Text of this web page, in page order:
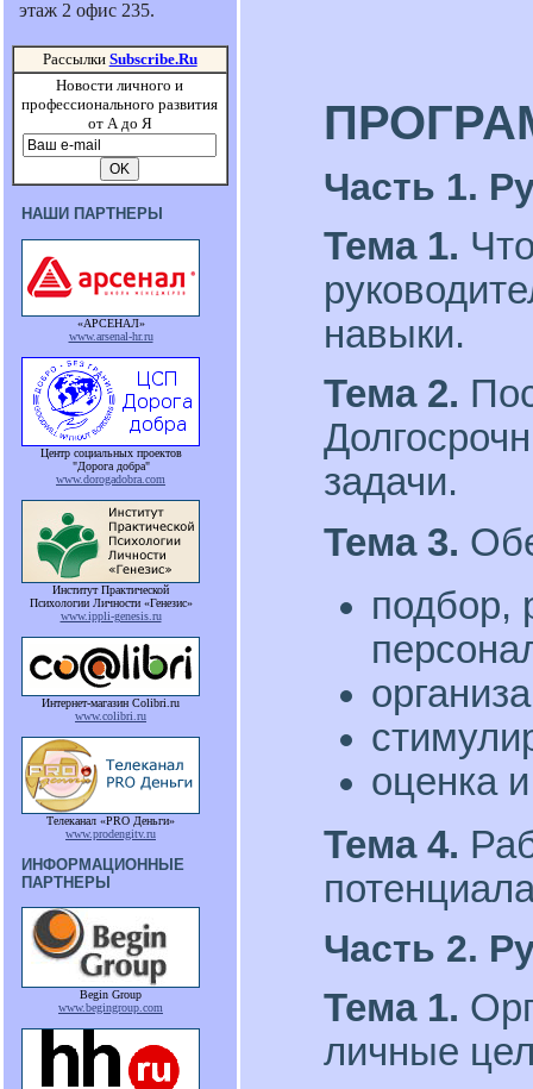
этаж 2 офис 235.
Рассылки Subscribe.Ru
Новости личного и
профессионального развития
от А до Я
НАШИ ПАРТНЕРЫ
«АРСЕНАЛ»
www.arsenal-hr.ru
Центр социальных проектов
"Дорога добра"
www.dorogadobra.com
Институт Практической
Психологии Личности «Генезис»
www.ippli-genesis.ru
Интернет-магазин Colibri.ru
www.colibri.ru
Телеканал «PRO Деньги»
www.prodengitv.ru
ИНФОРМАЦИОННЫЕ
ПАРТНЕРЫ
Begin Group
www.begingroup.com
Часть 1.
Тема 1.
навыки.
Тема 2.
задачи.
Тема 3.
подбор,
оценка
Тема 4.
Часть 2.
Тема 1.
личные